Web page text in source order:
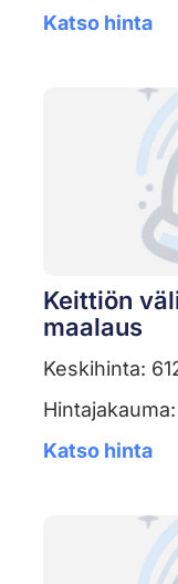
Katso hinta
Keittiön
maalaus
Keskihinta:
Katso hinta